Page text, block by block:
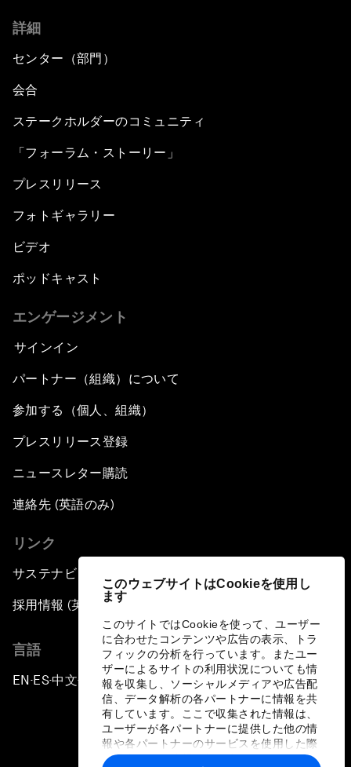
このウェブサイトはCookieを使用し
ます
このサイトではCookieを使って、ユーザー
に合わせたコンテンツや広告の表示、トラ
フィックの分析を行っています。またユー
ザーによるサイトの利用状況についても情
報を収集し、ソーシャルメディアや広告配
信、データ解析の各パートナーに情報を共
有しています。ここで収集された情報は、
ユーザーが各パートナーに提供した他の情
報や各パートナーのサービスを使用した際
に収集された情報と組み合わされ、各パー
詳細
センター（部門）
会合
ステークホルダーのコミュニティ
「フォーラム・ストーリー」
プレスリリース
フォトギャラリー
ビデオ
ポッドキャスト
エンゲージメント
サインイン
パートナー（組織）について
参加する（個人、組織）
プレスリリース登録
ニュースレター購読
連絡先 (英語のみ)
リンク
サステナビリティへの取り組み
採用情報 (英語のみ)
言語
EN ▪ES▪中文▪ 日本語